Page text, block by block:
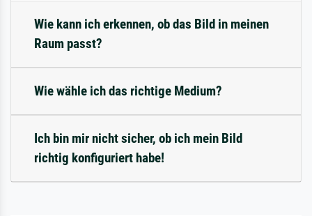
Wie kann ich erkennen, ob das Bild in meinen
Raum passt?
Wie wähle ich das richtige Medium?
Ich bin mir nicht sicher, ob ich mein Bild
richtig konfiguriert habe!